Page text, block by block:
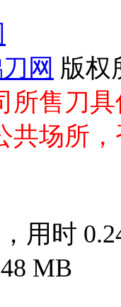
网 版权
所售刀
共场所
用时
MB